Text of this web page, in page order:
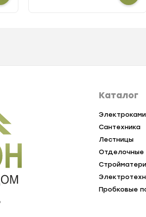
Каталог
Сантехника
Лестницы
Отделочные
Пробковые